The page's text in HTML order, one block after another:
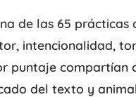
de las 65
intencionalidad,
puntaje
del texto y